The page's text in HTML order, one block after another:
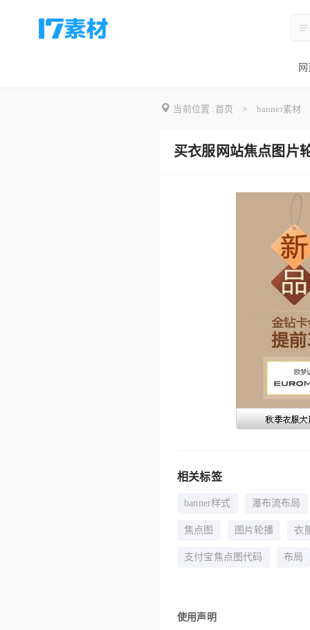
当前位置 :首页 > banner素材
买衣服网站焦点图片
相关标签
banner样式 瀑布流布局
焦点图 图片轮播 衣
支付宝焦点图代码 布局
使用声明